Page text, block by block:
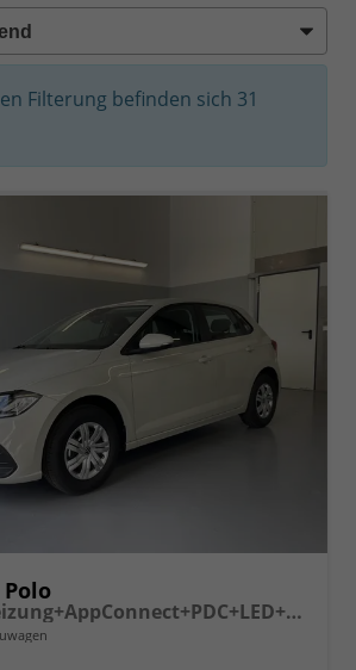
Filterung befinden sich 31
1.0 MPI Sitzheizung+AppConnect+PDC+LED+Touch+Lichtsensor+MultiLenkrad